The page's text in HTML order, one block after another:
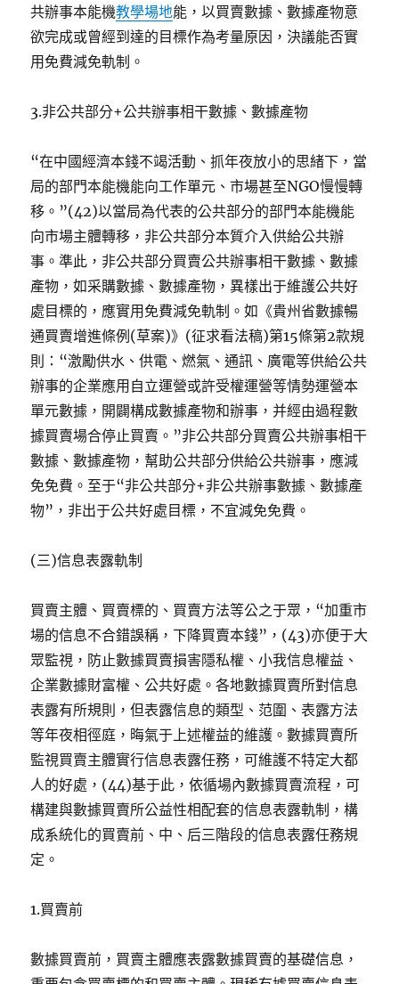
共辦事本能機教學場地能，以買賣數據、數據產物意
欲完成或曾經到達的目標作為考量原因，決議能否實
用免費減免軌制。
3.非公共部分+公共辦事相干數據、數據產物
“在中國經濟本錢不竭活動、抓年夜放小的思緒下，當
局的部門本能機能向工作單元、市場甚至NGO慢慢轉
移。”(42)以當局為代表的公共部分的部門本能機能
向市場主體轉移，非公共部分本質介入供給公共辦
事。準此，非公共部分買賣公共辦事相干數據、數據
產物，如采購數據、數據產物，異樣出于維護公共好
處目標的，應實用免費減免軌制。如《貴州省數據暢
通買賣增進條例(草案)》(征求看法稿)第15條第2款規
則：“激勵供水、供電、燃氣、通訊、廣電等供給公共
辦事的企業應用自立運營或許受權運營等情勢運營本
單元數據，開闢構成數據產物和辦事，并經由過程數
據買賣場合停止買賣。”非公共部分買賣公共辦事相干
數據、數據產物，幫助公共部分供給公共辦事，應減
免免費。至于“非公共部分+非公共辦事數據、數據產
物”，非出于公共好處目標，不宜減免免費。
(三)信息表露軌制
買賣主體、買賣標的、買賣方法等公之于眾，“加重市
場的信息不合錯誤稱，下降買賣本錢”，(43)亦便于大
眾監視，防止數據買賣損害隱私權、小我信息權益、
企業數據財富權、公共好處。各地數據買賣所對信息
表露有所規則，但表露信息的類型、范圍、表露方法
等年夜相徑庭，晦氣于上述權益的維護。數據買賣所
監視買賣主體實行信息表露任務，可維護不特定大都
人的好處，(44)基于此，依循場內數據買賣流程，可
構建與數據買賣所公益性相配套的信息表露軌制，構
成系統化的買賣前、中、后三階段的信息表露任務規
定。
1.買賣前
數據買賣前，買賣主體應表露數據買賣的基礎信息，